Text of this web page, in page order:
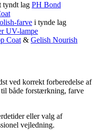
tyndt lag PH Bond
farve i tynde lag
UV-lampe
Coat & Gelish Nourish
ved korrekt forberedelse af
både forstærkning, farve
eller valg af
vejledning.